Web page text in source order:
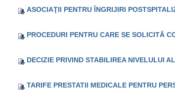
ASOCIAŢII PENTRU ÎNGRIJIRI
PROCEDURI PENTRU CARE SE SOLICITĂ
DECIZIE PRIVIND STABILIREA NIVELULUI
TARIFE PRESTATII MEDICALE PENTRU